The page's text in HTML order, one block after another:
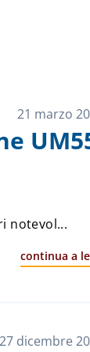
21 marzo
notevol...
continua a
27 dicembre